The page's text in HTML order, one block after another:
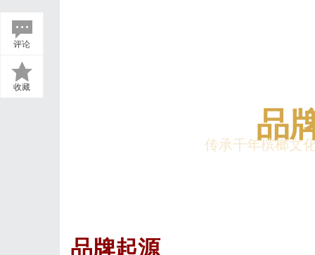
评论
收藏
品
传承千年槟榔文
品牌起源